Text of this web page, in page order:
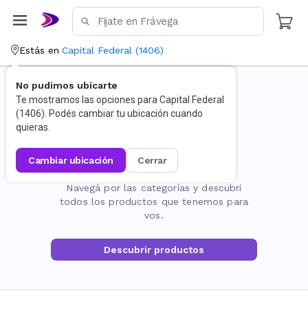
Estás en Capital Federal (1406)
No pudimos ubicarte
Te mostramos las opciones para Capital Federal
(1406). Podés cambiar tu ubicación cuando
quieras.
cambiar ubicación cerrar
La página no existe
Navegá por las categorías y descubrí
todos los productos que tenemos para
vos.
Descubrir productos